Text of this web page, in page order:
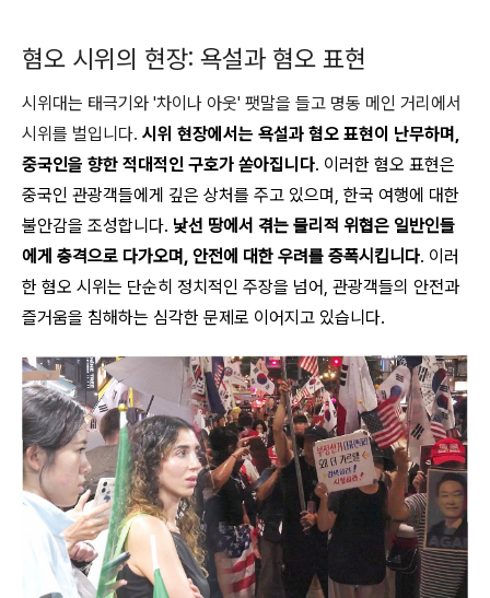
혐오 시위의 현장: 욕설과 혐오 표현
시위대는 태극기와 '차이나 아웃' 팻말을 들고 명동 메인 거리에서
시위를 벌입니다. 시위 현장에서는 욕설과 혐오 표현이 난무하며,
중국인을 향한 적대적인 구호가 쏟아집니다. 이러한 혐오 표현은
중국인 관광객들에게 깊은 상처를 주고 있으며, 한국 여행에 대한
불안감을 조성합니다. 낯선 땅에서 겪는 물리적 위협은 일반인들
에게 충격으로 다가오며, 안전에 대한 우려를 증폭시킵니다. 이러
한 혐오 시위는 단순히 정치적인 주장을 넘어, 관광객들의 안전과
즐거움을 침해하는 심각한 문제로 이어지고 있습니다.